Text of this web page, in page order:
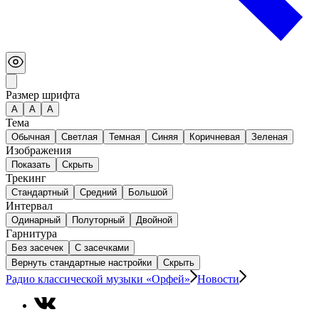
Размер шрифта
А A A
Тема
Обычная Светлая Темная Синяя Коричневая Зеленая
Изображения
Показать Скрыть
Трекинг
Стандартный Средний Большой
Интервал
Одинарный Полуторный Двойной
Гарнитура
Без засечек
С засечками
Вернуть стандартные настройки
Скрыть
Радио классической музыки «Орфей» Новости